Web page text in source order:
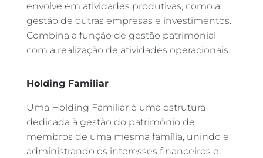
envolve em atividades produtivas, como a
gestão de outras empresas e investimentos.
Combina a função de gestão patrimonial
com a realização de atividades operacionais.
Holding Familiar
Uma Holding Familiar é uma estrutura
dedicada à gestão do patrimônio de
membros de uma mesma família, unindo e
administrando os interesses financeiros e